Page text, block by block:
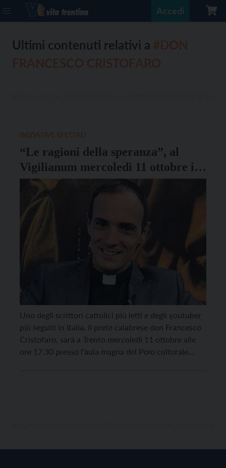
Accedi
Ultimi contenuti relativi a
“Le ragioni della speranza”, al
Vigilianum mercoledì 11 ottobre il
prete youtuber don Francesco
Cristofaro
Uno degli scrittori cattolici più letti e degli youtuber
più seguiti in Italia, il prete calabrese don Francesco
Cristofaro, sarà a Trento mercoledì 11 ottobre alle
ore 17.30 presso l’aula magna del Polo culturale